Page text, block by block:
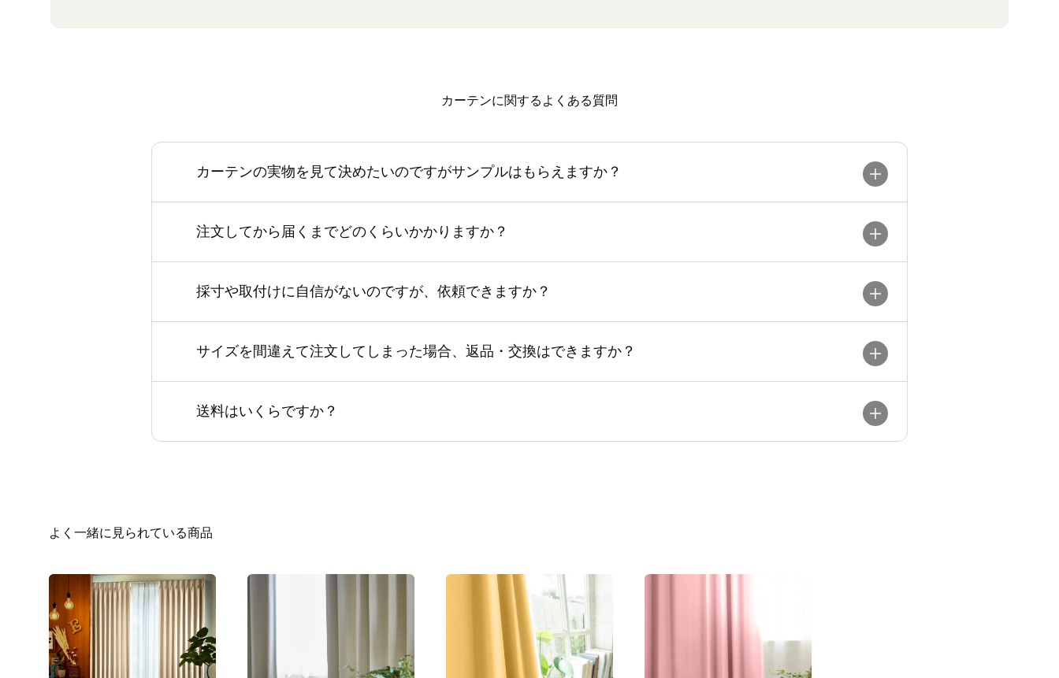
カーテンに関するよくある質問
カーテンの実物を見て決めたいのですがサンプルはもらえますか？
注文してから届くまでどのくらいかかりますか？
採寸や取付けに自信がないのですが、依頼できますか？
サイズを間違えて注文してしまった場合、返品・交換はできますか？
送料はいくらですか？
よく一緒に見られている商品